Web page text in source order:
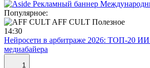
Популярное:
AFF CULT Полезное
14:30
Нейросети в арбитраже 2026: ТОП-20
медиабайера
1